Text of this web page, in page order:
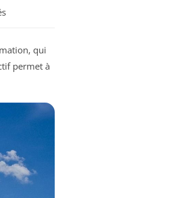
qui
permet à